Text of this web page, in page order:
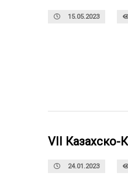
15.05.2023
VII
24.01.2023